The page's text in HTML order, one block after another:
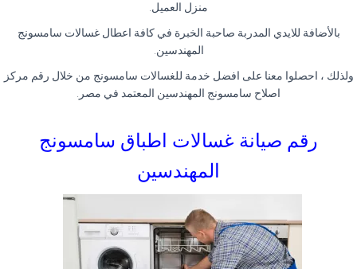
منزل العميل.
بالأضافة للايدي المدربة صاحبة الخبرة في كافة اعطال غسالات سامسونج
المهندسين.
ولذلك ، احصلوا معنا على افضل خدمة للغسالات سامسونج من خلال رقم مركز
اصلاح سامسونج المهندسين المعتمد في مصر.
رقم صيانة غسالات اطباق سامسونج
المهندسين